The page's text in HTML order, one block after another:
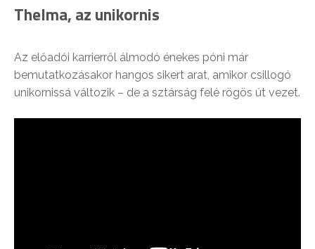
Thelma, az unikornis
Az előadói karrierről álmodó énekes póni már
bemutatkozásakor hangos sikert arat, amikor csillogó
unikornissá változik – de a sztárság felé rögös út vezet.